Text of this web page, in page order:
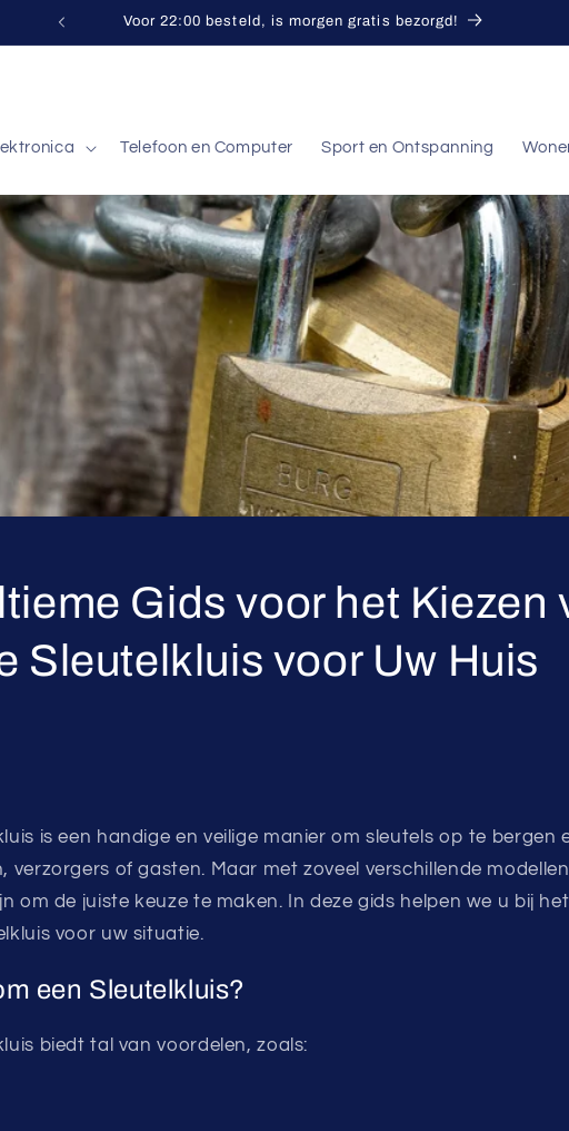
Voor 22:00 besteld, is morgen gratis bezorgd!
Telefoon en Computer Sport en Ontspanning
Gids voor het Kiezen
Sleutelkluis voor Uw Huis
is een handige en veilige manier om sleutels op te bergen
verzorgers of gasten. Maar met zoveel verschillende
om de juiste keuze te maken. In deze gids helpen we u bij
voor uw situatie.
een Sleutelkluis?
biedt tal van voordelen, zoals: